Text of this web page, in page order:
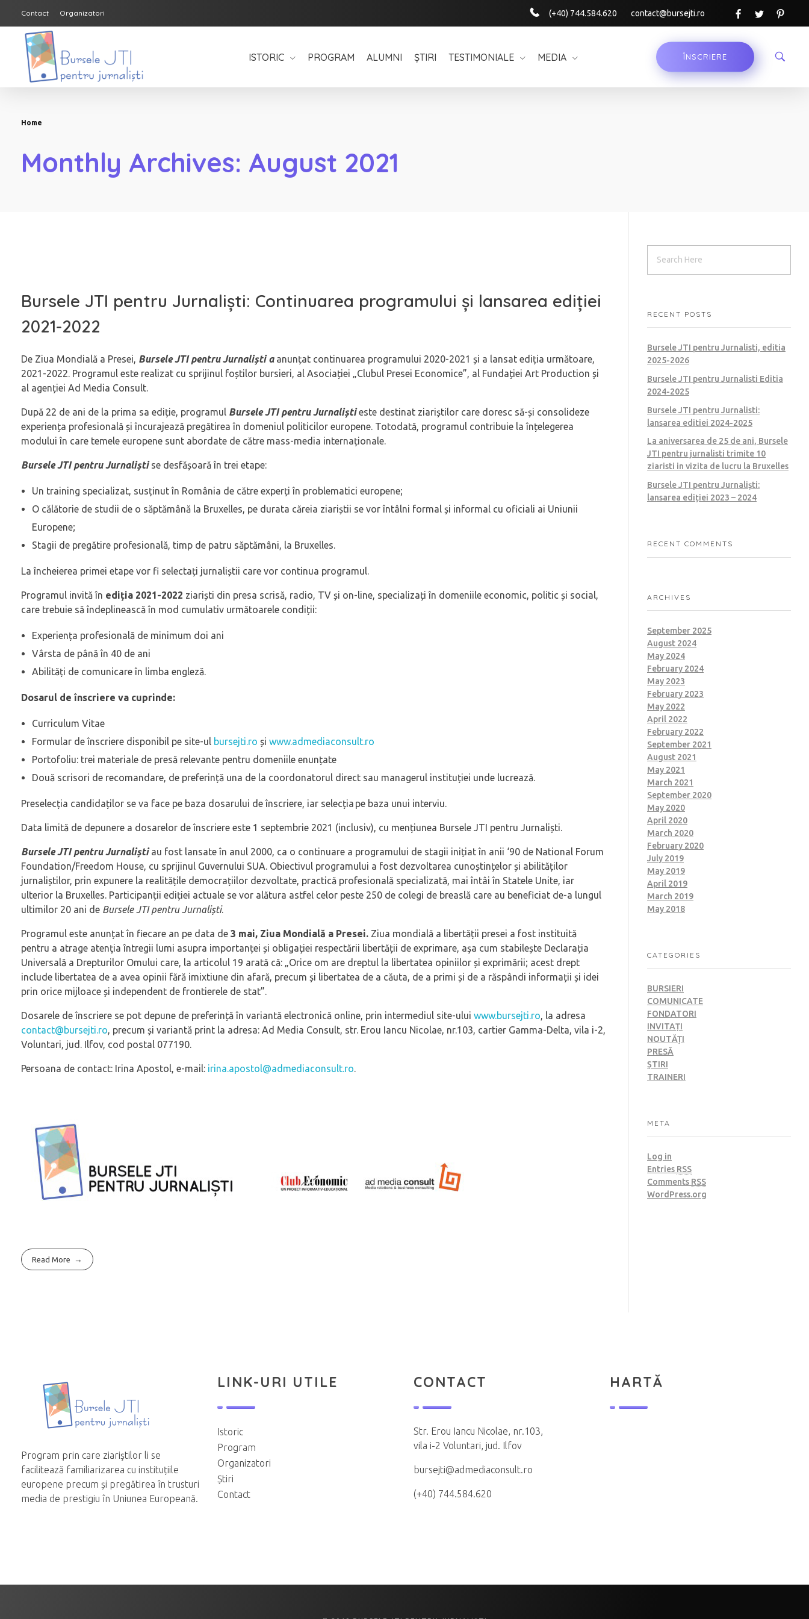
Contact Organizatori (+40) 744.584.620 contact@bursejti.ro
Bursele JTI pentru Jurnalisti
ÎNSCRIERE
ISTORIC PROGRAM ALUMNI ȘTIRI TESTIMONIALE MEDIA
Home
Monthly Archives: August 2021
Bursele JTI pentru Jurnaliști: Continuarea programului și lansarea ediției
2021-2022
De Ziua Mondială a Presei, Bursele JTI pentru Jurnaliști a anunțat continuarea programului 2020-2021 și a lansat ediția următoare,
2021-2022. Programul este realizat cu sprijinul foștilor bursieri, al Asociației „Clubul Presei Economice”, al Fundației Art Production și
al agenției Ad Media Consult.
După 22 de ani de la prima sa ediție, programul Bursele JTI pentru Jurnaliștieste destinat ziariștilor care doresc să-și consolideze
experiența profesională și încurajează pregătirea în domeniul politicilor europene. Totodată, programul contribuie la înțelegerea
modului în care temele europene sunt abordate de către mass-media internaționale.
Bursele JTI pentru Jurnaliștise desfășoară în trei etape:
Un training specializat, susținut în România de către experți în problematici europene;
O călătorie de studii de o săptămână la Bruxelles, pe durata căreia ziariștii se vor întâlni formal și informal cu oficiali ai Uniunii
Europene;
Stagii de pregătire profesională, timp de patru săptămâni, la Bruxelles.
La încheierea primei etape vor fi selectați jurnaliștii care vor continua programul.
Programul invită în ediția 2021-2022 ziariști din presa scrisă, radio, TV și on-line, specializați în domeniile economic, politic și social,
care trebuie să îndeplinească în mod cumulativ următoarele condiții:
Experiența profesională de minimum doi ani
Vârsta de până în 40 de ani
Abilități de comunicare în limba engleză.
Dosarul de înscriere va cuprinde:
Curriculum Vitae
Formular de înscriere disponibil pe site-ul bursejti.ro și www.admediaconsult.ro
Portofoliu: trei materiale de presă relevante pentru domeniile enunțate
Două scrisori de recomandare, de preferință una de la coordonatorul direct sau managerul instituției unde lucrează.
Preselecția candidaților se va face pe baza dosarului de înscriere, iar selecția pe baza unui interviu.
Data limită de depunere a dosarelor de înscriere este 1 septembrie 2021 (inclusiv), cu mențiunea Bursele JTI pentru Jurnaliști.
Bursele JTI pentru Jurnaliștiau fost lansate în anul 2000, ca o continuare a programului de stagii inițiat în anii ‘90 de National Forum
Foundation/Freedom House, cu sprijinul Guvernului SUA. Obiectivul programului a fost dezvoltarea cunoștințelor și abilităților
jurnaliștilor, prin expunere la realitățile democrațiilor dezvoltate, practică profesională specializată, mai întâi în Statele Unite, iar
ulterior la Bruxelles. Participanții ediției actuale se vor alătura astfel celor peste 250 de colegi de breaslă care au beneficiat de-a lungul
ultimilor 20 ani de Bursele JTI pentru Jurnaliști.
Programul este anunțat în fiecare an pe data de 3 mai, Ziua Mondială a Presei. Ziua mondială a libertății presei a fost instituită
pentru a atrage atenţia întregii lumi asupra importanței și obligaţiei respectării libertății de exprimare, aşa cum stabilește Declarația
Universală a Drepturilor Omului care, la articolul 19 arată că: „Orice om are dreptul la libertatea opiniilor și exprimării; acest drept
include libertatea de a avea opinii fără imixtiune din afară, precum și libertatea de a căuta, de a primi și de a răspândi informații și idei
prin orice mijloace și independent de frontierele de stat”.
Dosarele de înscriere se pot depune de preferință în variantă electronică online, prin intermediul site-ului www.bursejti.ro, la adresa
contact@bursejti.ro, precum și variantă print la adresa: Ad Media Consult, str. Erou Iancu Nicolae, nr.103, cartier Gamma-Delta, vila i-2,
Voluntari, jud. Ilfov, cod postal 077190.
Persoana de contact: Irina Apostol, e-mail: irina.apostol@admediaconsult.ro.
Read More
RECENT POSTS
Bursele JTI pentru Jurnalisti, editia
2025-2026
Bursele JTI pentru Jurnalisti Editia
2024-2025
Bursele JTI pentru Jurnalisti:
lansarea editiei 2024-2025
La aniversarea de 25 de ani, Bursele
JTI pentru jurnalisti trimite 10
ziaristi in vizita de lucru la Bruxelles
Bursele JTI pentru Jurnaliști:
lansarea ediției 2023 – 2024
RECENT COMMENTS
ARCHIVES
September 2025
August 2024
May 2024
February 2024
May 2023
February 2023
May 2022
April 2022
February 2022
September 2021
August 2021
May 2021
March 2021
September 2020
May 2020
April 2020
March 2020
February 2020
July 2019
May 2019
April 2019
March 2019
May 2018
CATEGORIES
BURSIERI
COMUNICATE
FONDATORI
INVITAȚI
NOUTĂȚI
PRESĂ
ȘTIRI
TRAINERI
META
Log in
Entries RSS
Comments RSS
WordPress.org
Program prin care ziariştilor li se
facilitează familiarizarea cu instituțiile
europene precum și pregătirea în trusturi
media de prestigiu în Uniunea Europeană.
LINK-URI UTILE
Istoric
Program
Organizatori
Știri
Contact
CONTACT
Str. Erou Iancu Nicolae, nr.103,
vila i-2 Voluntari, jud. Ilfov
bursejti@admediaconsult.ro
(+40) 744.584.620
HARTĂ